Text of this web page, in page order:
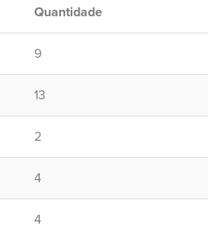
Quantidade
9
13
2
4
4